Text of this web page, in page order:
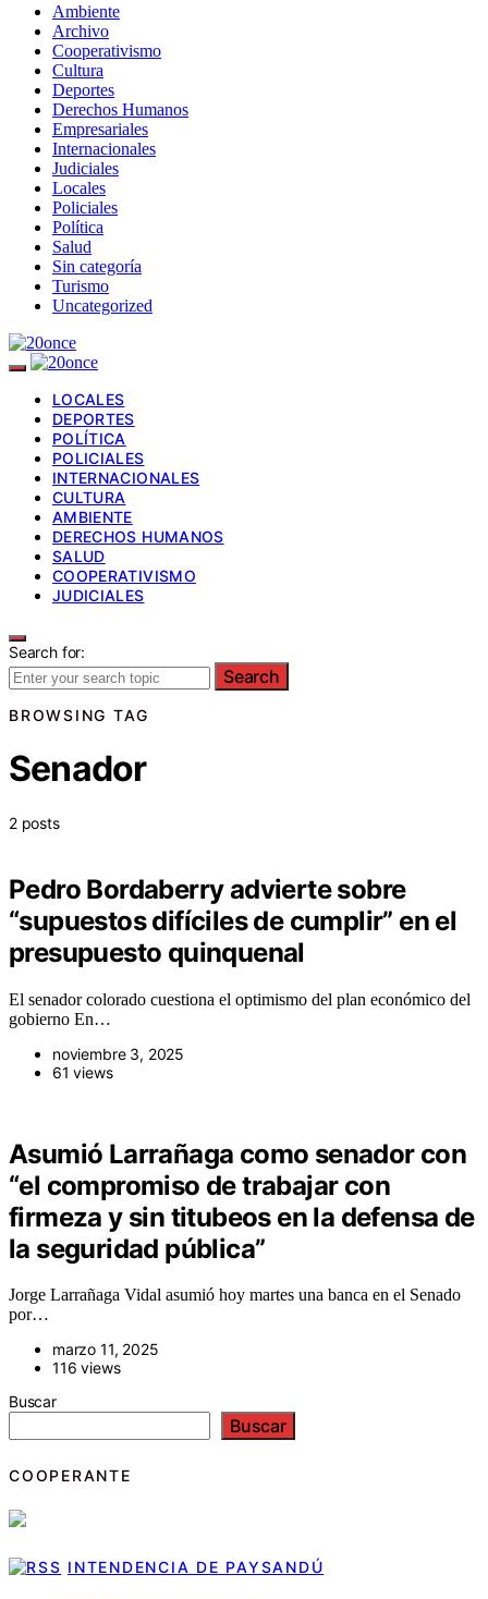
Ambiente
Archivo
Cooperativismo
Cultura
Deportes
Derechos Humanos
Empresariales
Internacionales
Judiciales
Locales
Policiales
Política
Salud
Sin categoría
Turismo
Uncategorized
LOCALES
DEPORTES
POLÍTICA
POLICIALES
INTERNACIONALES
CULTURA
AMBIENTE
DERECHOS HUMANOS
SALUD
COOPERATIVISMO
JUDICIALES
Search for:
Search
BROWSING TAG
Senador
2 posts
Pedro Bordaberry advierte sobre
“supuestos difíciles de cumplir” en el
presupuesto quinquenal
El senador colorado cuestiona el optimismo del plan económico del
gobierno En…
noviembre 3, 2025
61 views
Asumió Larrañaga como senador con
“el compromiso de trabajar con
firmeza y sin titubeos en la defensa de
la seguridad pública”
Jorge Larrañaga Vidal asumió hoy martes una banca en el Senado
por…
marzo 11, 2025
116 views
Buscar
Buscar
COOPERANTE
INTENDENCIA DE PAYSANDÚ